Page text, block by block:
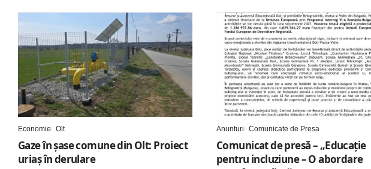
Economie Olt
Gaze în șase comune din Olt: Proiect
uriaș în derulare
Anunturi Comunicate de Presa
Comunicat de presă – „Educație
pentru incluziune – O abordare